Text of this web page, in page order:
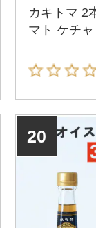
カキトマ 2
マト ケチ
20